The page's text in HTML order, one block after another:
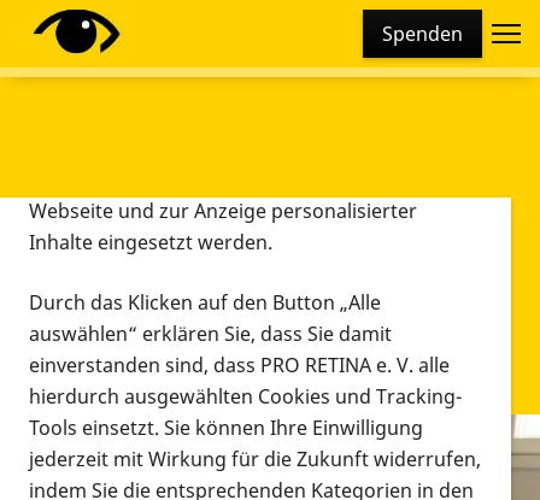
Spenden
Infomaterial
Diese Webseite setzt verschiedene Cookies und
Tracking-Tools ein. Dies beinhaltet Cookies und
Webseite und zur Anzeige personalisierter
Inhalte eingesetzt werden.
Durch das Klicken auf den Button „Alle
auswählen“ erklären Sie, dass Sie damit
einverstanden sind, dass PRO RETINA e. V. alle
hierdurch ausgewählten Cookies und Tracking-
Tools einsetzt. Sie können Ihre Einwilligung
jederzeit mit Wirkung für die Zukunft widerrufen,
indem Sie die entsprechenden Kategorien in den